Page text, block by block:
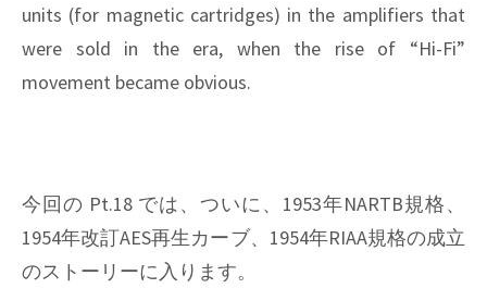
units (for magnetic cartridges) in the amplifiers that
were sold in the era, when the rise of “Hi-Fi”
movement became obvious.
今回の Pt.18 では、ついに、1953年NARTB規格、
1954年改訂AES再生カーブ、1954年RIAA規格の成立
のストーリーに入ります。